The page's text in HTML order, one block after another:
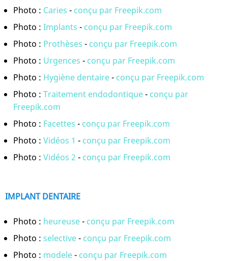
Photo : Caries - conçu par Freepik.com
Photo : Implants - conçu par Freepik.com
Photo : Prothèses - conçu par Freepik.com
Photo : Urgences - conçu par Freepik.com
Photo : Hygiène dentaire- conçu par Freepik.com
Photo : Traitement endodontique- conçu par
Freepik.com
Photo : Facettes - conçu par Freepik.com
Photo : Vidéos 1 - conçu par Freepik.com
Photo : Vidéos 2 - conçu par Freepik.com
IMPLANT DENTAIRE
Photo : heureuse- conçu par Freepik.com
Photo : selective- conçu par Freepik.com
Photo : modele- conçu par Freepik.com